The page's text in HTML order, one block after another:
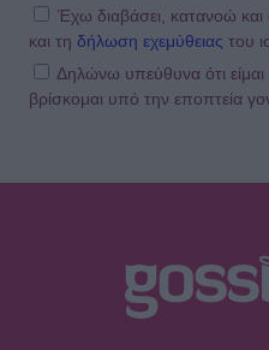
SHOWBIZ
Από την εκκλησία στην
Έχω διαβάσει, κατανοώ και
και τη δήλωση εχεμύθειας του
Δηλώνω υπεύθυνα ότι
βρίσκομαι υπό την εποπτεία